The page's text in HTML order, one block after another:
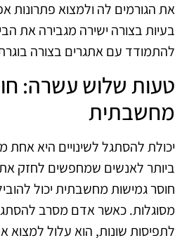
את הגורמים לה ולמצוא פתרונות
בעיות בצורה ישירה מגבירה את
להתמודד עם אתגרים בצורה
טעות שלוש עשרה:
מחשבתית
יכולת להסתגל לשינויים היא אחת
ביותר לאנשים שמחפשים לחזק
חוסר גמישות מחשבתית יכול
מסוגלות. כאשר אדם מסרב
לתפיסות שונות, הוא עלול